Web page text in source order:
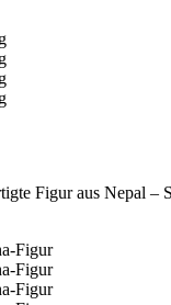
Figur aus Nepal